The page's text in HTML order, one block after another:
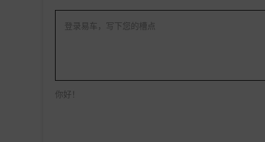
登录易车，写下您的槽点
你好！